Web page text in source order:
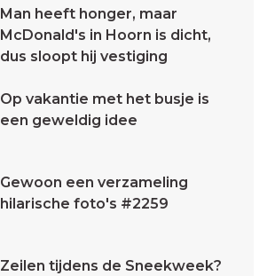
Man heeft honger, maar
McDonald's in Hoorn is dicht,
dus sloopt hij vestiging
Op vakantie met het busje is
een geweldig idee
Gewoon een verzameling
hilarische foto's #2259
Zeilen tijdens de Sneekweek?